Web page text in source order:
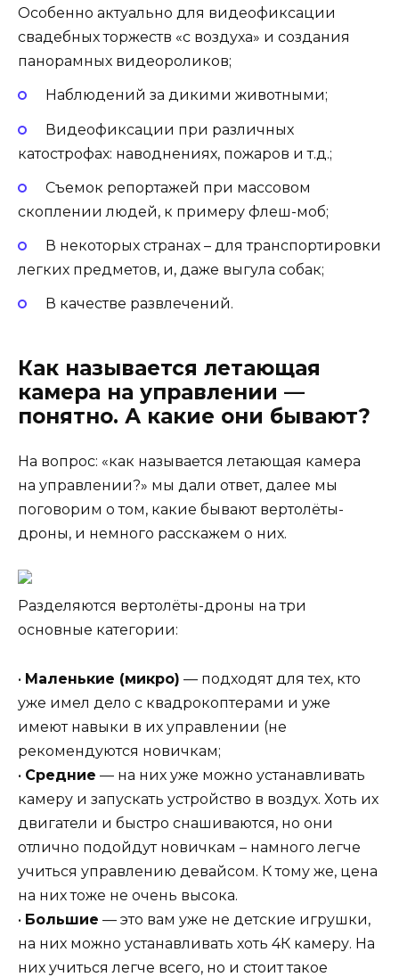
Особенно актуально для видеофиксации
свадебных торжеств «с воздуха» и создания
панорамных видеороликов;
Наблюдений за дикими животными;
Видеофиксации при различных
катострофах: наводнениях, пожаров и т.д.;
Съемок репортажей при массовом
скоплении людей, к примеру флеш-моб;
В некоторых странах – для транспортировки
легких предметов, и, даже выгула собак;
В качестве развлечений.
Как называется летающая
камера на управлении —
понятно. А какие они бывают?
На вопрос: «как называется летающая камера
на управлении?» мы дали ответ, далее мы
поговорим о том, какие бывают вертолёты-
дроны, и немного расскажем о них.
Разделяются вертолёты-дроны на три
основные категории:
• Маленькие (микро) — подходят для тех, кто
уже имел дело с квадрокоптерами и уже
имеют навыки в их управлении (не
рекомендуются новичкам;
• Средние — на них уже можно устанавливать
камеру и запускать устройство в воздух. Хоть их
двигатели и быстро снашиваются, но они
отлично подойдут новичкам – намного легче
учиться управлению девайсом. К тому же, цена
на них тоже не очень высока.
• Большие — это вам уже не детские игрушки,
на них можно устанавливать хоть 4К камеру. На
них учиться легче всего, но и стоит такое